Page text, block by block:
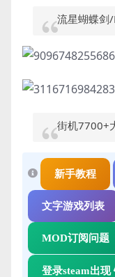
流星蝴蝶剑
街机7700+
新手教程
文字游戏列表
MOD订阅问题
登录steam出现